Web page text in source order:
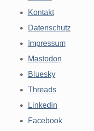
Kontakt
Datenschutz
Impressum
Mastodon
Bluesky
Threads
Linkedin
Facebook